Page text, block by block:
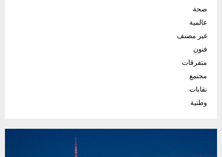
صحة
عالمية
غير مصنف
فنون
متفرقات
مجتمع
نقابات
وطنية